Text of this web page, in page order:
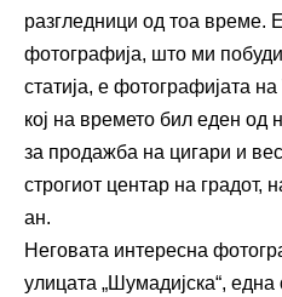
разгледници од тоа време.
фотографија, што ми
статија, е фотографијата
кој на времето бил еден од
за продажба на цигари и
строгиот центар на градот,
ан.
Неговата интересна
улицата „Шумадијска“,